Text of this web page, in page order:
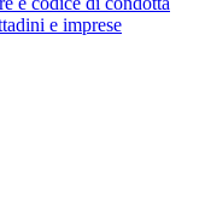
e imprese